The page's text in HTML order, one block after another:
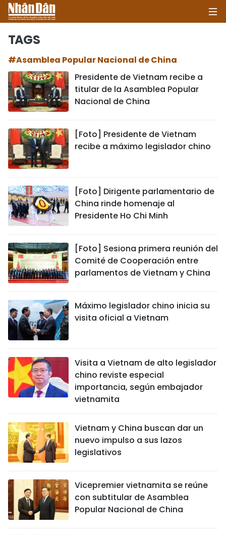
POLÍTICA
SOCIEDAD
CULTURA - ENTRETENIMIENTO
INTERNACIONAL
VIAJES
HISTORIAS MULTIMEDIA
¿QUIÉNES SOMOS?
TIẾNG VIỆT
中文
РУССКИЙ
TAGS
#Asamblea Popular Nacional de China
Presidente de Vietnam recibe a
titular de la Asamblea Popular
Nacional de China
[Foto] Presidente de Vietnam
recibe a máximo legislador chino
[Foto] Dirigente parlamentario de
China rinde homenaje al
Presidente Ho Chi Minh
[Foto] Sesiona primera reunión del
Comité de Cooperación entre
parlamentos de Vietnam y China
Máximo legislador chino inicia su
visita oficial a Vietnam
Visita a Vietnam de alto legislador
chino reviste especial
importancia, según embajador
vietnamita
Vietnam y China buscan dar un
nuevo impulso a sus lazos
legislativos
Vicepremier vietnamita se reúne
con subtitular de Asamblea
Popular Nacional de China